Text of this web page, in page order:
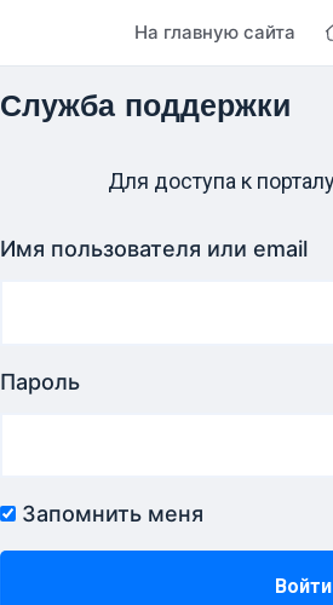
На главную сайта
Служба поддержки
Для доступа к
Имя пользователя или email
Пароль
Запомнить меня